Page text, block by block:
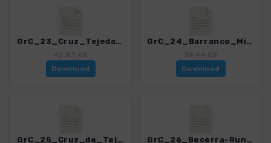
GrC_23_Cruz_Tejeda-Teror_4459_12.gpx
42.83 KB
Download
GrC_24_Barranco_Mina_4459_12.gpx
39.44 KB
Download
GrC_25_Cruz_de_Tejeda-San_Mateo_4459_12.gpx GrC_26_Becerra-Runde_4459_12.gpx